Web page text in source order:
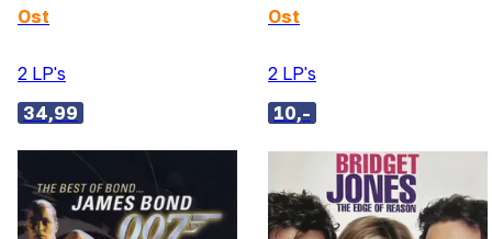
Ost
2 LP's
34,99
Ost
2 LP's
10,-